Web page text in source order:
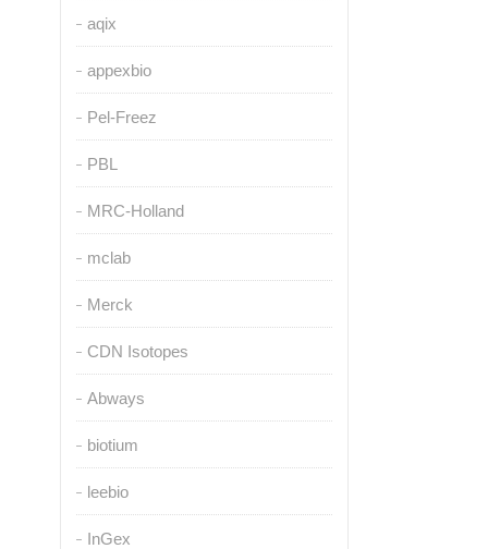
aqix
appexbio
Pel-Freez
PBL
MRC-Holland
mclab
Merck
CDN Isotopes
Abways
biotium
leebio
InGex